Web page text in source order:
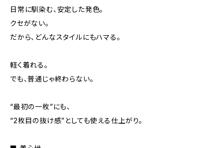
日常に馴染む、安定した発色。
クセがない。
だから、どんなスタイルにもハマる。
軽く着れる。
でも、普通じゃ終わらない。
“最初の一枚”にも、
“2枚目の抜け感”としても使える仕上がり。